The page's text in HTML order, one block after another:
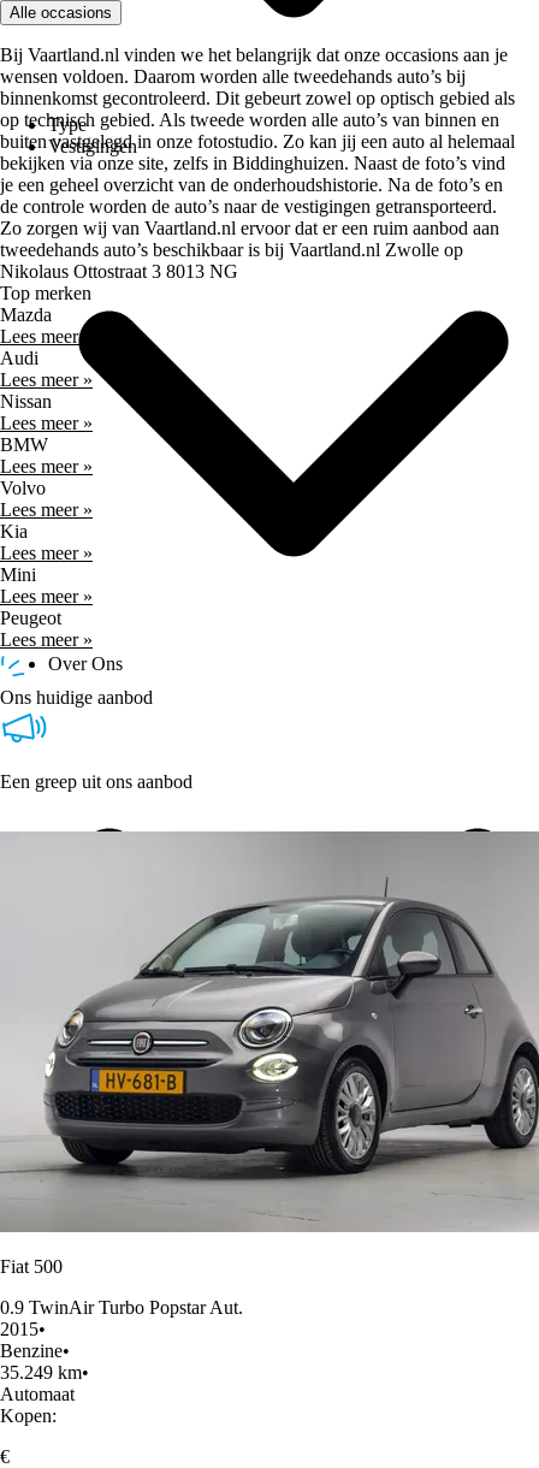
Type
Vestigingen
Over Ons
Alle occasions
Bij Vaartland.nl vinden we het belangrijk dat onze occasions aan je
wensen voldoen. Daarom worden alle tweedehands auto’s bij
binnenkomst gecontroleerd. Dit gebeurt zowel op optisch gebied als
op technisch gebied. Als tweede worden alle auto’s van binnen en
buiten vastgelegd in onze fotostudio. Zo kan jij een auto al helemaal
bekijken via onze site, zelfs in Biddinghuizen. Naast de foto’s vind
je een geheel overzicht van de onderhoudshistorie. Na de foto’s en
de controle worden de auto’s naar de vestigingen getransporteerd.
Zo zorgen wij van Vaartland.nl ervoor dat er een ruim aanbod aan
tweedehands auto’s beschikbaar is bij Vaartland.nl Zwolle op
Nikolaus Ottostraat 3 8013 NG
Top merken
Mazda
Lees meer »
Audi
Lees meer »
Nissan
Lees meer »
BMW
Lees meer »
Volvo
Lees meer »
Kia
Lees meer »
Mini
Lees meer »
Peugeot
Lees meer »
Ons huidige aanbod
Een greep uit ons aanbod
Fiat 500
0.9 TwinAir Turbo Popstar Aut.
2015•
Benzine•
35.249 km•
Automaat
Kopen:
€